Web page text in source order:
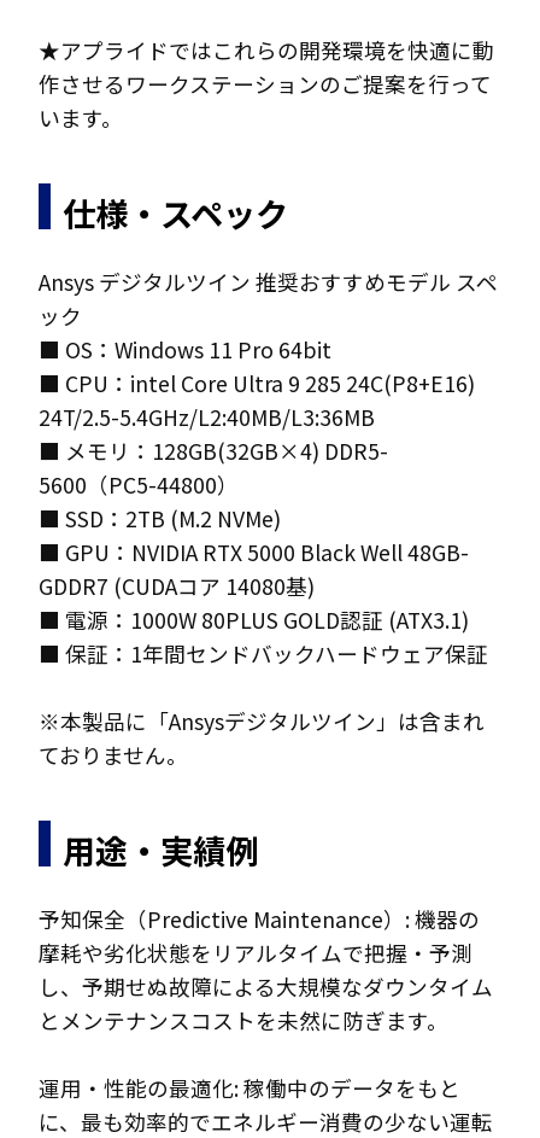
★アプライドではこれらの開発環境を快適に動
作させるワークステーションのご提案を行って
います。
仕様・スペック
Ansys デジタルツイン 推奨おすすめモデル スペ
ック
■ OS：Windows 11 Pro 64bit
■ CPU：intel Core Ultra 9 285 24C(P8+E16)
24T/2.5-5.4GHz/L2:40MB/L3:36MB
■ メモリ：128GB(32GB×4) DDR5-
5600（PC5-44800）
■ SSD：2TB (M.2 NVMe)
■ GPU：NVIDIA RTX 5000 Black Well 48GB-
GDDR7 (CUDAコア 14080基)
■ 電源：1000W 80PLUS GOLD認証 (ATX3.1)
■ 保証：1年間センドバックハードウェア保証
※本製品に「Ansysデジタルツイン」は含まれ
ておりません。
用途・実績例
予知保全（Predictive Maintenance）: 機器の
摩耗や劣化状態をリアルタイムで把握・予測
し、予期せぬ故障による大規模なダウンタイム
とメンテナンスコストを未然に防ぎます。
運用・性能の最適化: 稼働中のデータをもと
に、最も効率的でエネルギー消費の少ない運転